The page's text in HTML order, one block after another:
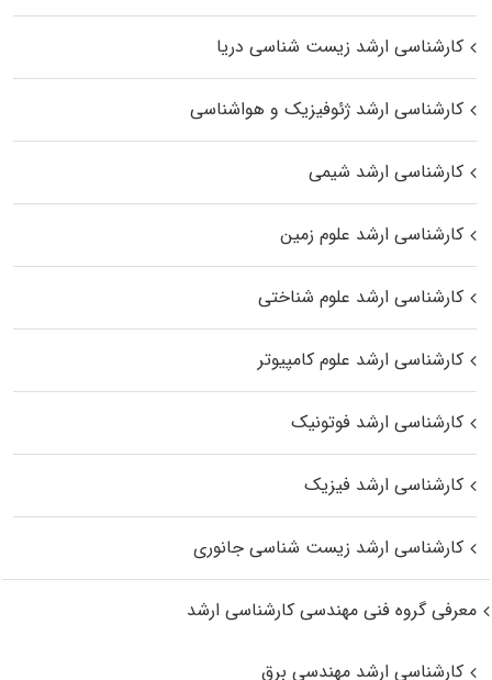
کارشناسی ارشد زیست‌ شناسی دریا
کارشناسی ارشد ژئوفیزیک و هواشناسی
کارشناسی ارشد شیمی
کارشناسی ارشد علوم زمین
کارشناسی ارشد علوم شناختی
کارشناسی ارشد علوم کامپیوتر
کارشناسی ارشد فوتونیک
کارشناسی ارشد فیزیک
کارشناسی ارشد زیست‌ شناسی جانوری
معرفی گروه فنی مهندسی کارشناسی ارشد
کارشناسی ارشد مهندسی برق